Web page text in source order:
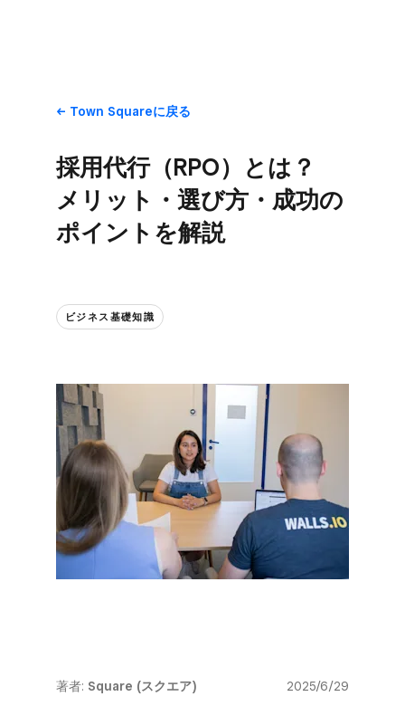
Town Squareに​戻る
採用代行​（RPO）とは？​
メリット・​選び方​・成功の​
ポイントを​解説
ビジネス基礎知識
著者: Square (スクエア) 2025/6/29